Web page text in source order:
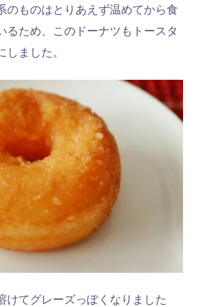
のものはとりあえず温めてから食
るため、このドーナツもトースタ
しました。
けてグレーズっぽくなりました